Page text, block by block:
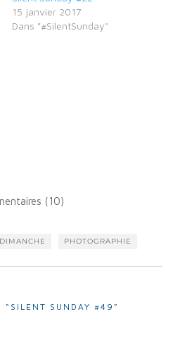
15 janvier 2017
Dans "#SilentSunday"
(10)
DIMANCHE PHOTOGRAPHIE
“SILENT SUNDAY #49”